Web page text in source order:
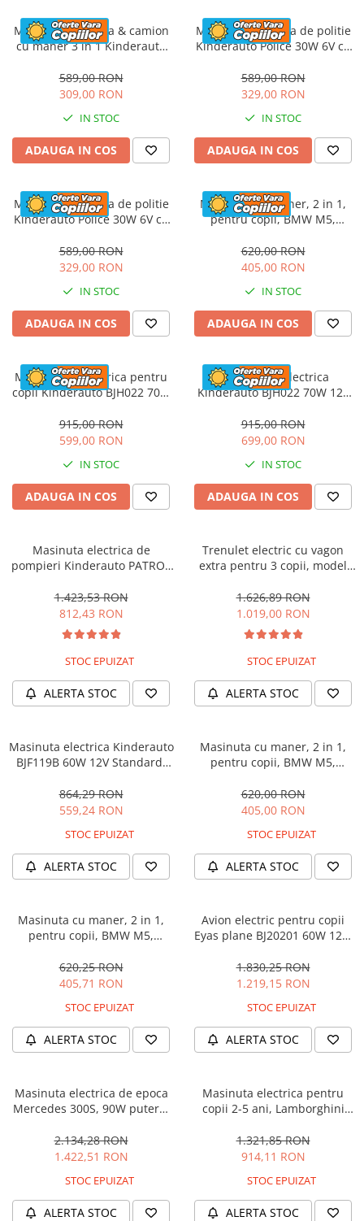
Masinuta electrica & camion
cu maner 3 in 1 Kinderauto
tapitat, music player
589,00 RON
309,00 RON
IN STOC
ADAUGA IN COS
Masinuta electrica de politie
Kinderauto Police 30W 6V cu
bluetooth, culoare Alb
589,00 RON
329,00 RON
IN STOC
ADAUGA IN COS
Masinuta electrica de politie
Kinderauto Police 30W 6V cu
bluetooth, culoare Rosu
589,00 RON
329,00 RON
IN STOC
ADAUGA IN COS
Masinuta cu maner, 2 in 1,
pentru copii, BMW M5,
620,00 RON
405,00 RON
IN STOC
ADAUGA IN COS
Motocicleta electrica pentru
copii Kinderauto BJH022 70W
915,00 RON
599,00 RON
IN STOC
ADAUGA IN COS
Motocicleta electrica
Kinderauto BJH022 70W 12V
culoare Rosie
915,00 RON
699,00 RON
IN STOC
ADAUGA IN COS
Masinuta electrica de
pompieri Kinderauto PATROL
1.423,53 RON
812,43 RON
STOC EPUIZAT
ALERTA STOC
Trenulet electric cu vagon
extra pentru 3 copii, model
music player, albastru
1.626,89 RON
1.019,00 RON
STOC EPUIZAT
ALERTA STOC
Masinuta electrica Kinderauto
BJF119B 60W 12V Standard,
864,29 RON
559,24 RON
STOC EPUIZAT
ALERTA STOC
Masinuta cu maner, 2 in 1,
pentru copii, BMW M5,
620,00 RON
405,00 RON
STOC EPUIZAT
ALERTA STOC
Masinuta cu maner, 2 in 1,
pentru copii, BMW M5,
620,25 RON
405,71 RON
STOC EPUIZAT
ALERTA STOC
Avion electric pentru copii
Eyas plane BJ20201 60W 12V,
1.830,25 RON
1.219,15 RON
STOC EPUIZAT
ALERTA STOC
Masinuta electrica de epoca
Mercedes 300S, 90W putere,
2.134,28 RON
1.422,51 RON
STOC EPUIZAT
ALERTA STOC
Masinuta electrica pentru
copii 2-5 ani, Lamborghini
12V, galbena
1.321,85 RON
914,11 RON
STOC EPUIZAT
ALERTA STOC